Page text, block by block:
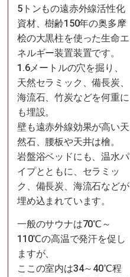
5トンもの遠赤外線活性化
資材、樹齢150年の奥多摩
桧の大黒柱を使った生命エ
ネルギー装置装置です。
1.6メートルの穴を掘り、
天然セラミック、備長炭、
海流石、竹炭などを何重に
も埋設。
壁も遠赤外線効果が高い天
然石、腰板や天井は檜。
岩盤浴ベッドにも、温水パ
イプとともに、セラミッ
ク、備長炭、海流石などが
埋め込まれています。
一般のサウナは70℃～
110℃の高温で発汗を促し
ますが、
ここの室内は34～40℃程